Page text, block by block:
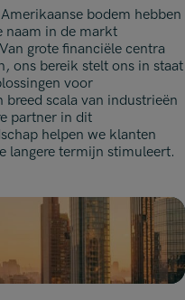
bodem hebben
naam in de markt
grote financiële centra
ons bereik stelt ons in staat
voor
scala van industrieën
partner in dit
helpen we klanten
langere termijn stimuleert.